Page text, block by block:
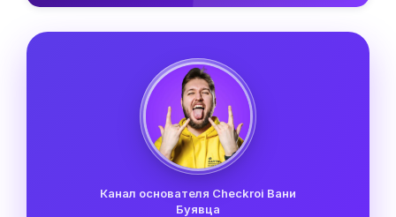
Канал основателя Checkroi Вани
Буявца